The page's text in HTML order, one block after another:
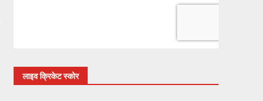
लाइव क्रिकेट स्कोर